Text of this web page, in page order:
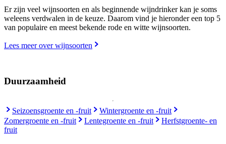
Er zijn veel wijnsoorten en als beginnende wijndrinker kan je soms
weleens verdwalen in de keuze. Daarom vind je hieronder een top 5
van populaire en meest bekende rode en witte wijnsoorten.
Lees meer over wijnsoorten
Duurzaamheid
Seizoensgroente en -fruit
Wintergroente en -fruit
Zomergroente en -fruit
Lentegroente en -fruit
Herfstgroente- en
fruit